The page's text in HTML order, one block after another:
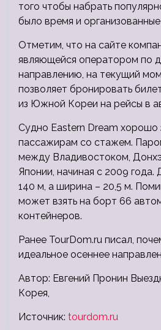
того чтобы набрать
было время и
Отметим, что на сайте
являющейся оператором по
направлению, на текущий
позволяет бронировать
из Южной Кореи на рейсы в
Судно Eastern Dream хорошо
пассажирам со стажем.
между Владивостоком,
Японии, начиная с 2009 года.
140 м, а ширина – 20,5 м.
может взять на борт 66
контейнеров.
Ранее TourDom.ru писал,
идеальное осеннее
Автор: Евгений Пронин
Корея,
Источник: tourdom.ru